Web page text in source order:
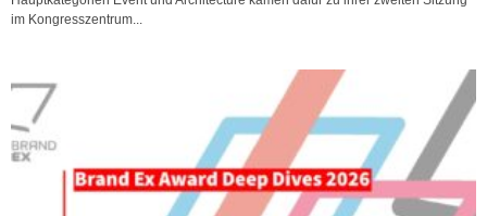
im Kongresszentrum...